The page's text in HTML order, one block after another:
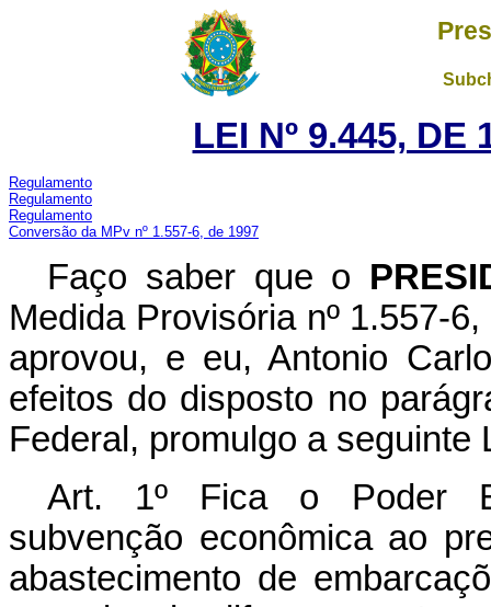
LEI Nº 9.445, DE
Regulamento
Regulamento
Regulamento
Conversão da MPv nº 1.557-6, de 1997
Faço saber que o
Medida Provisória nº 1.557-
aprovou, e eu, Antonio
efeitos do disposto no
Federal, promulgo a seguinte
Art. 1º Fica o Poder
subvenção econômica ao
abastecimento de